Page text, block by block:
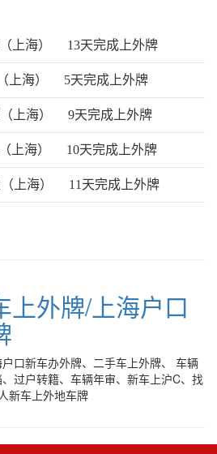
上海） 13天完成上外牌
上海） 5天完成上外牌
上海） 9天完成上外牌
上海） 10天完成上外牌
上海） 11天完成上外牌
上外牌/上海户口
口新车办外牌、二手车上外牌、 车辆
过户转籍、车辆年审、新车上沪C、找
新车上外地车牌